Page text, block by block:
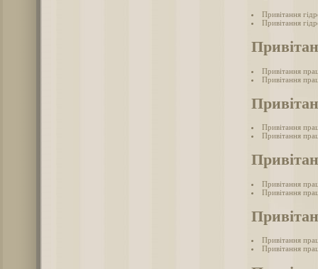
Привітання
Привітання
Привітання
Привітання
Привітання
Привітання
Привітання
Привітання
Привітання
Привітання